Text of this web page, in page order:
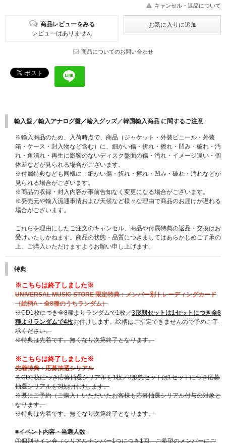
キャンセル・返品について
商品レビューをみる
レビューはありません
商品についてのお問い合わせ
輸入盤／輸入アナログ盤／輸入グッズ／韓国輸入商品 に関するご注意
※輸入商品のため、入荷時点で、商品（ジャケット・外装ビニール・外装
箱・ケース・封入物など含む）に、細かい傷・折れ・擦れ・凹み・破れ・汚
れ・角潰れ・再生に影響のないディスク盤面の傷・汚れ・イメージ違い・個
体差などが見られる場合がございます。
※付属特典なども同様に、細かい傷・折れ・擦れ・凹み・破れ・汚れなどが
見られる場合がございます。
※商品の収録・封入内容が事前告知なく変更になる場合がございます。
※発売元や輸入流通事情および天候など様々な理由で商品のお届けが遅れる
場合がございます。
これらを理由にしたご注文のキャンセル、商品や付属特典の返品・交換はお
受けいたしかねます。商品の状態・品質につきましてはあらかじめご了承の
上、ご購入いただけますようお願い申し上げます。
特典
※こちらは終了しました※
UNIVERSAL MUSIC STORE 限定特典：メンバー別トレーディングカード
（絵柄A・全8種のうちランダム）
※CD1枚につき全8種よりランダムで1枚／3形態セットは1セットにつき全8
種よりランダムで4枚お付けします。絵柄はご指定できませんので予めご了
承ください。
※特典は先着です。無くなり次第終了となります。
※こちらは終了しました※
先着特典：応募抽選シリアル
※CD1枚につき応募抽選シリアルを1枚／3形態セットは1セットにつき応募
抽選シリアルを3枚お付けします。
※既にご予約（ご購入）いただいたお客様も応募抽選シリアル付与の対象と
なります。
※特典は先着です。無くなり次第終了となります。
■イベント内容・当選人数
①個別サイン会（シリアルナンバー1つにつき1回、ご希望のメンバーにご